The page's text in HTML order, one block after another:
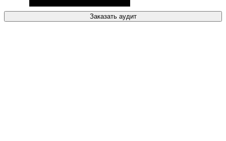
Заказать аудит